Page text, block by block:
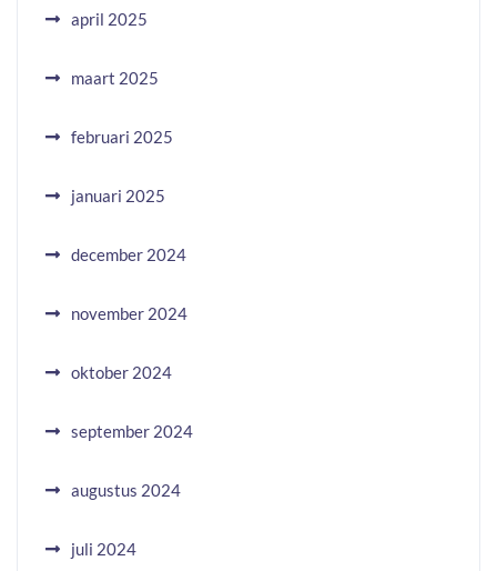
april 2025
maart 2025
februari 2025
januari 2025
december 2024
november 2024
oktober 2024
september 2024
augustus 2024
juli 2024